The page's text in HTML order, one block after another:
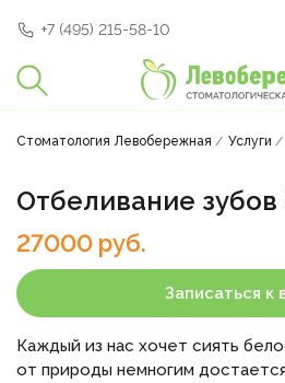
+7 (495) 215-58-10
Стоматология Левобережная Услуги
Отбеливание зубов
27000 руб.
Записаться к
Каждый из нас хочет сиять
от природы немногим